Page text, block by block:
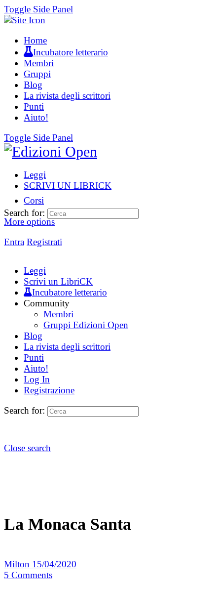
Toggle Side Panel
Home
Incubatore letterario
Membri
Gruppi
Blog
La rivista degli scrittori
Punti
Aiuto!
Toggle Side Panel
Leggi
SCRIVI UN LIBRICK
Corsi
More options
Entra Registrati
Search for:
Leggi
Scrivi un LibriCK
Incubatore letterario
Community
Membri
Gruppi Edizioni Open
Blog
La rivista degli scrittori
Punti
Aiuto!
Log In
Registrazione
Search for:
Close search
La Monaca Santa
Milton 15/04/2020
5 Comments